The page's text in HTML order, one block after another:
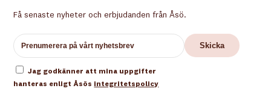
Få senaste nyheter och erbjudanden från Åsö.
Jag godkänner att mina uppgifter
hanteras enligt Åsös integritetspolicy